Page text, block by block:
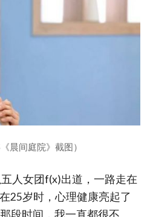
晨间庭院》截图）
人女团f(x)出道，一路走在
25岁时，心理健康亮起了
段时间，我一直都很不